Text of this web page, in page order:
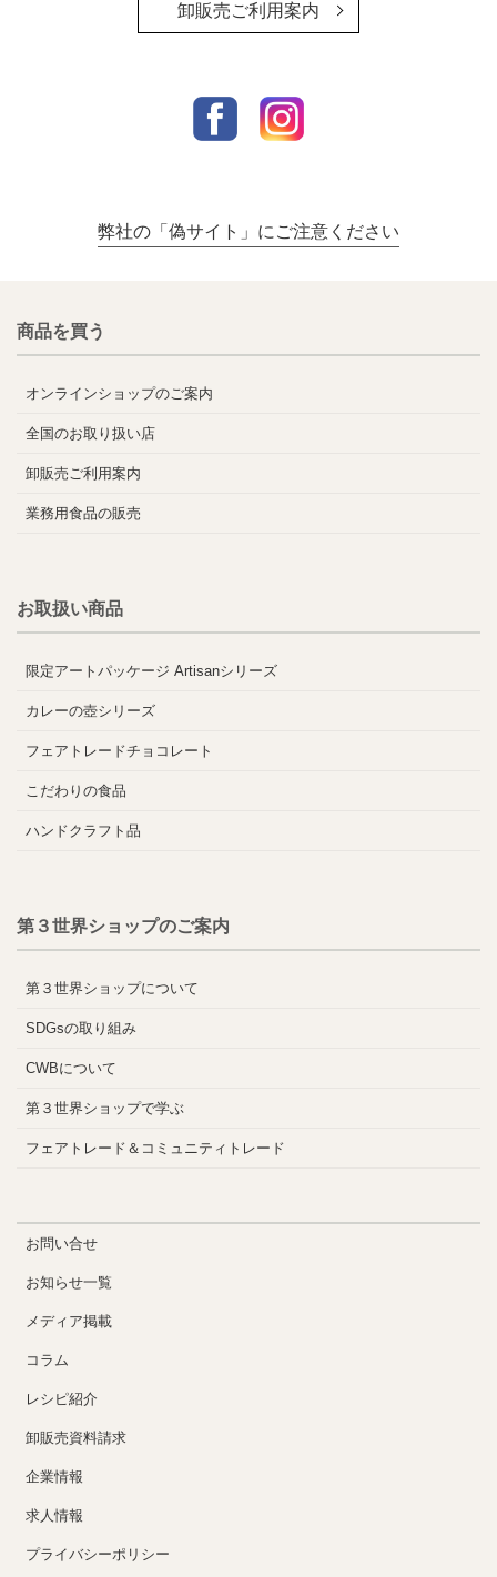
卸販売ご利用案内
弊社の「偽サイト」にご注意ください
商品を買う
オンラインショップのご案内
全国のお取り扱い店
卸販売ご利用案内
業務用食品の販売
お取扱い商品
限定アートパッケージ Artisanシリーズ
カレーの壺シリーズ
フェアトレードチョコレート
こだわりの食品
ハンドクラフト品
第３世界ショップのご案内
第３世界ショップについて
SDGsの取り組み
CWBについて
第３世界ショップで学ぶ
フェアトレード＆コミュニティトレード
お問い合せ
お知らせ一覧
メディア掲載
コラム
レシピ紹介
卸販売資料請求
企業情報
求人情報
プライバシーポリシー